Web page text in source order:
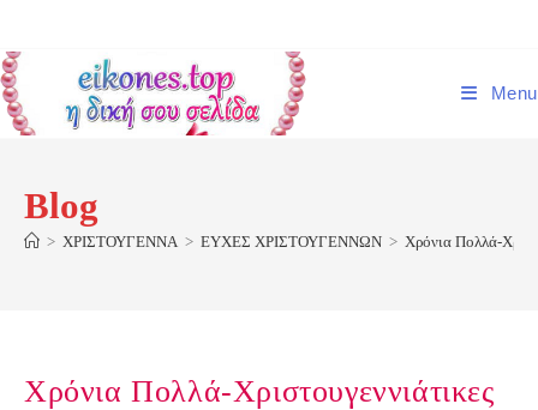
content
Menu
Blog
> ΧΡΙΣΤΟΥΓΕΝΝΑ > ΕΥΧΕΣ ΧΡΙΣΤΟΥΓΕΝΝΩΝ > Χρόνια Πολλά-
Χρόνια Πολλά-Χριστουγεννιάτικες